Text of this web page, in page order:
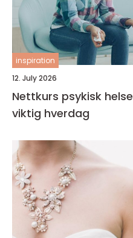
inspiration
12. July 2026
Nettkurs psykisk helse fleksibel læring for en
viktig hverdag